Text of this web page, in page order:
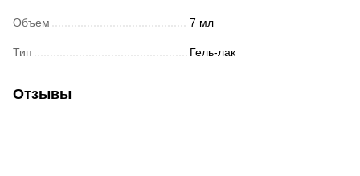
Объем 7 мл
Тип Гель-лак
Отзывы